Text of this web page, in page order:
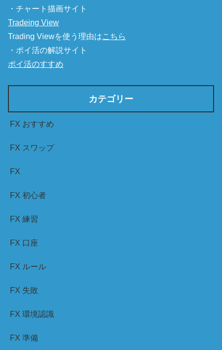
・チャート描画サイト
Tradeing View
Trading Viewを使う理由はこちら
・ポイ活の解説サイト
ポイ活のすすめ
カテゴリー
FX おすすめ
FX スワップ
FX
FX 初心者
FX 練習
FX 口座
FX ルール
FX 失敗
FX 環境認識
FX 準備